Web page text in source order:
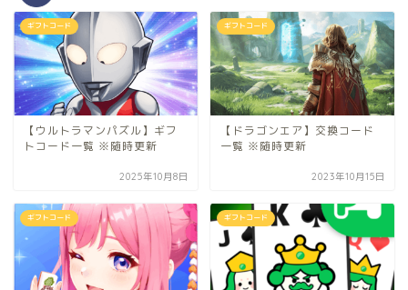
ギフトコード
【ウルトラマンパズル】ギフ
トコード一覧 ※随時更新
2025年10月8日
ギフトコード
【ドラゴンエア】交換コード
一覧 ※随時更新
2023年10月15日
ギフトコード ギフトコード